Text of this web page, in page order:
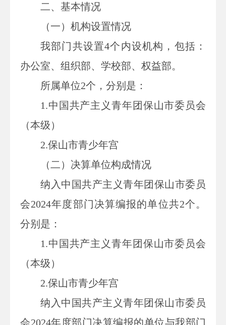
二、 基本情况
（一）机构设置情况
我部门共设置4个内设机构，包括：
办公室、组织部、学校部、权益部。
所属单位2个，分别是：
1.中国共产主义青年团保山市委员会
（本级）
2.保山市青少年宫
（二）决算单位构成情况
纳入 中国共产主义青年团保山市委员
会2024年度部门决算编报的单位共2个。
分别是：
1.中国共产主义青年团保山市委员会
（本级）
2.保山市青少年宫
纳入中国共产主义青年团保山市委员
会2024年度部门决算编报的单位与我部门